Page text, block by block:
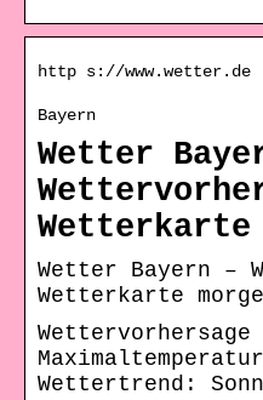
http s://www.wetter.de
Bayern
Wetter
Wetterkarte
Wetter Bayern –
Wetterkarte
Wettertrend: